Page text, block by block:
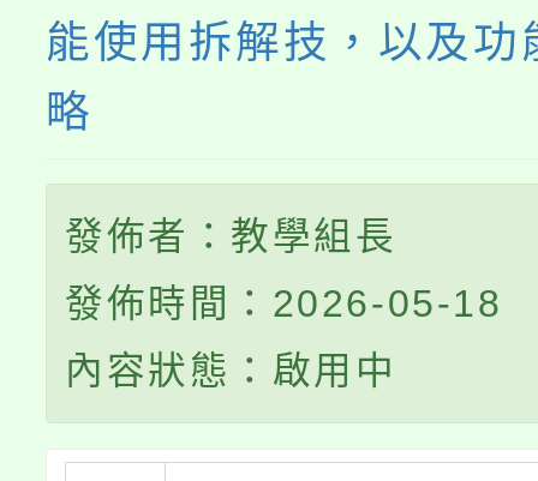
能使用拆解技，以及功
略
發佈者：教學組長
發佈時間：2026-05-18
內容狀態：啟用中